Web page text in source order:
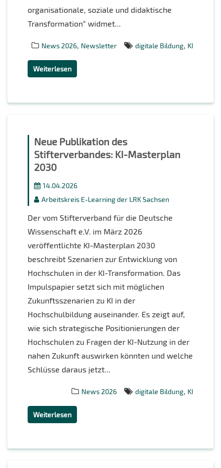
organisationale, soziale und didaktische
Transformation“ widmet...
News 2026, Newsletter digitale Bildung, KI
Weiterlesen
Neue Publikation des
Stifterverbandes: KI-Masterplan
2030
14.04.2026
Arbeitskreis E-Learning der LRK Sachsen
Der vom Stifterverband für die Deutsche
Wissenschaft e.V. im März 2026
veröffentlichte KI-Masterplan 2030
beschreibt Szenarien zur Entwicklung von
Hochschulen in der KI-Transformation. Das
Impulspapier setzt sich mit möglichen
Zukunftsszenarien zu KI in der
Hochschulbildung auseinander. Es zeigt auf,
wie sich strategische Positionierungen der
Hochschulen zu Fragen der KI-Nutzung in der
nahen Zukunft auswirken könnten und welche
Schlüsse daraus jetzt...
News 2026 digitale Bildung, KI
Weiterlesen